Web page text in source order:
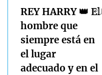
REY HARRY 👑 El
hombre que
siempre está en
el lugar
adecuado y en el